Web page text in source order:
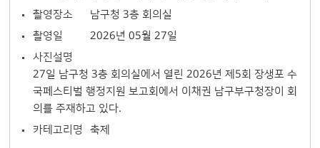
촬영장소
남구청 3층 회의실
촬영일
2026년 05월 27일
사진설명
27일 남구청 3층 회의실에서 열린 2026년 제5회 장생포 수
국페스티벌 행정지원 보고회에서 이채권 남구부구청장이 회
의를 주재하고 있다.
카테고리명
축제